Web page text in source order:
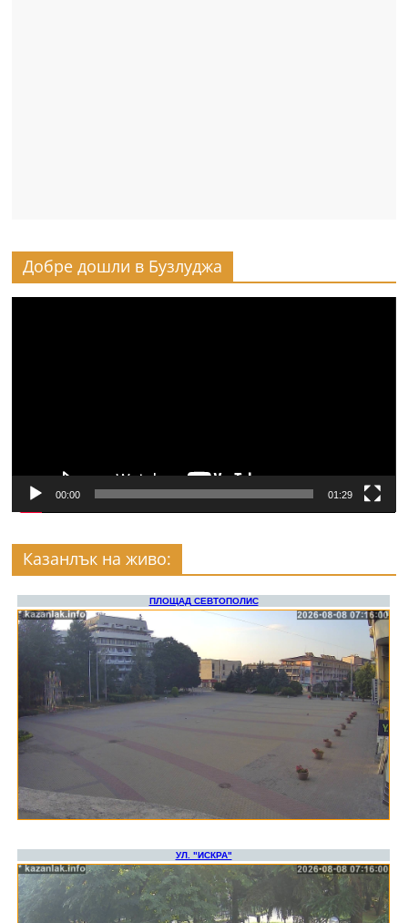
Добре дошли в Бузлуджа
00:00 01:29
Казанлък на живо: